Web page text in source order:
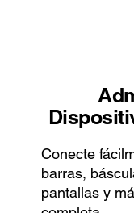
Conecte
barras,
pantallas y